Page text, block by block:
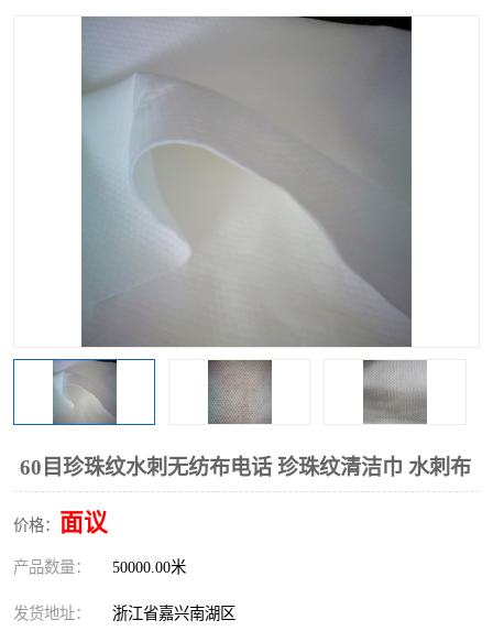
60目珍珠纹水刺无纺布电话 珍珠纹清洁巾 水刺布
价格： 面议
产品数量： 50000.00米
发货地址： 浙江省嘉兴南湖区
棉柔巾水刺无纺布
清洁抹布